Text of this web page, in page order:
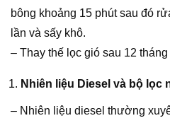
bông khoảng 15 phút sau đó
lần và sấy khô.
– Thay thế lọc gió sau 12
Nhiên liệu Diesel và bộ lọc
– Nhiên liệu diesel thường